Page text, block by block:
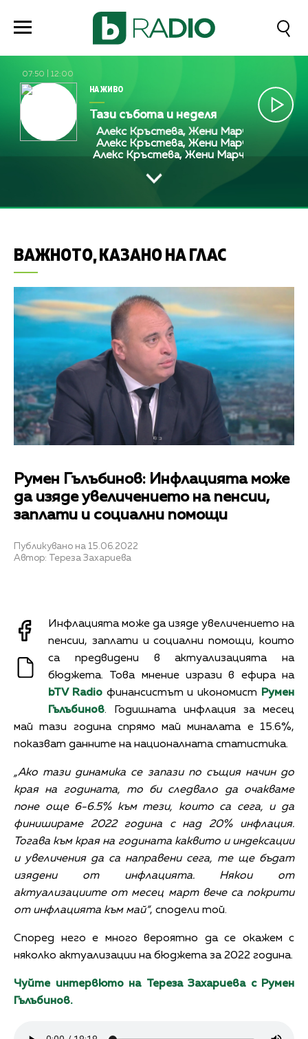
07:50 12:00
НА ЖИВО
Тази събота и неделя
Алекс Кръстева, Жени Марчева и Диана
Алекс Кръстева, Жени Марчева и Диана
Алекс Кръстева, Жени Марчева и Диана
ВАЖНОТО, КАЗАНО НА ГЛАС
Румен Гълъбинов: Инфлацията може
да изяде увеличението на пенсии,
заплати и социални помощи
Публикувано на 15.06.2022
Автор: Тереза Захариева
Инфлацията може да изяде увеличението на
пенсии, заплати и социални помощи, които
са предвидени в актуализацията на
бюджета. Това мнение изрази в ефира на
bTV Radioфинансистът и икономист
Румен
Гълъбинов. Годишната инфлация за месец
май тази година спрямо май миналата е 15.6%,
показват данните на националната статистика.
„Ако тази динамика се запази по същия начин до
края на годината, то би следвало да очакваме
поне още 6-6.5% към тези, които са сега, и да
финишираме 2022 година с над 20% инфлация.
Тогава към края на годината каквито и индексации
и увеличения да са направени сега, те ще бъдат
изядени от инфлацията. Някои от
актуализациите от месец март вече са покрити
от инфлацията към май“, сподели той.
Според него е много вероятно да се окажем с
няколко актуализации на бюджета за 2022 година.
Чуйте интервюто на Тереза Захариева с Румен
Гълъбинов.